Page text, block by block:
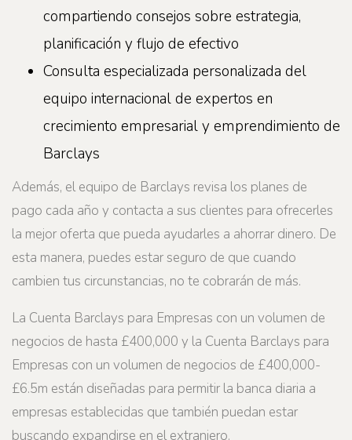
compartiendo consejos sobre estrategia,
planificación y flujo de efectivo
Consulta especializada personalizada del
equipo internacional de expertos en
crecimiento empresarial y emprendimiento de
Barclays
Además, el equipo de Barclays revisa los planes de
pago cada año y contacta a sus clientes para ofrecerles
la mejor oferta que pueda ayudarles a ahorrar dinero. De
esta manera, puedes estar seguro de que cuando
cambien tus circunstancias, no te cobrarán de más.
La Cuenta Barclays para Empresas con un volumen de
negocios de hasta £400,000 y la Cuenta Barclays para
Empresas con un volumen de negocios de £400,000-
£6.5m están diseñadas para permitir la banca diaria a
empresas establecidas que también puedan estar
buscando expandirse en el extranjero.